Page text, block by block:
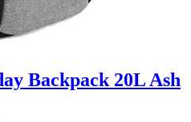
Backpack 20L Ash